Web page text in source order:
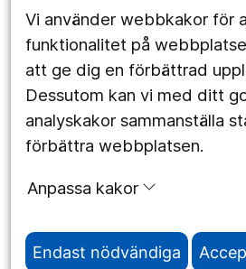
Vi använder webbkakor för
funktionalitet på
att ge dig en förbättrad
Dessutom kan vi med ditt
analyskakor sammanställa
förbättra webbplatsen.
Anpassa kakor
Endast nödvändiga
Region Örebro län
Följ oss
Facebook